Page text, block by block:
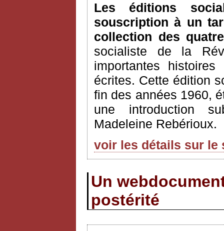
Les éditions
souscription à un
collection des
socialiste de la
importantes
écrites. Cette édition
fin des années 1960,
une introduction
Madeleine Rebérioux.
voir les détails sur le
Un
postérité